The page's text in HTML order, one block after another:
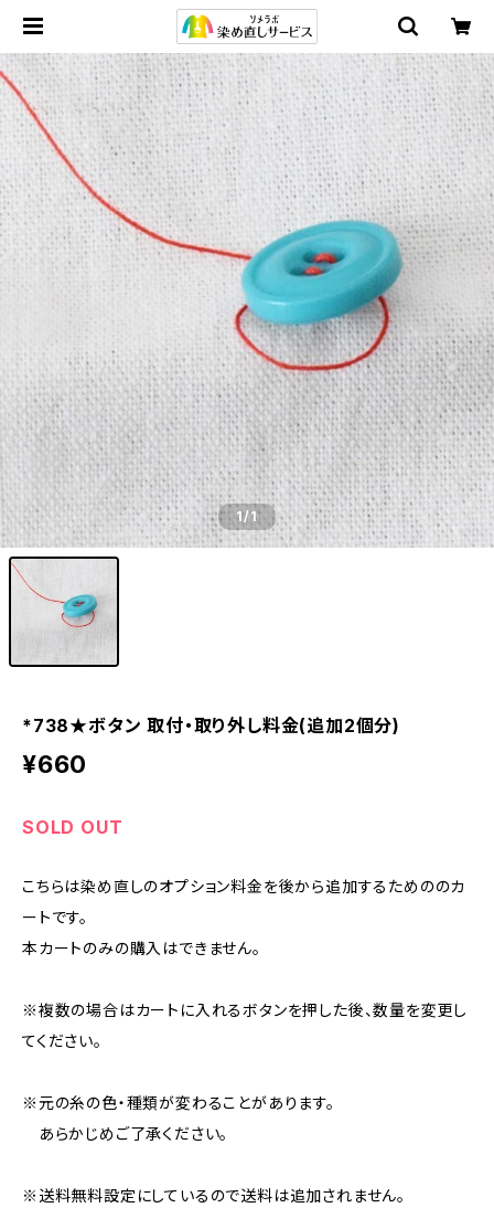
1/1
*738★ボタン 取付・取り外し料金(追加2個分)
¥660
SOLD OUT
こちらは染め直しのオプション料金を後から追加するためののカ
ートです。
本カートのみの購入はできません。
※複数の場合はカートに入れるボタンを押した後、数量を変更し
てください。
※元の糸の色・種類が変わることがあります。
あらかじめご了承ください。
※送料無料設定にしているので送料は追加されません。